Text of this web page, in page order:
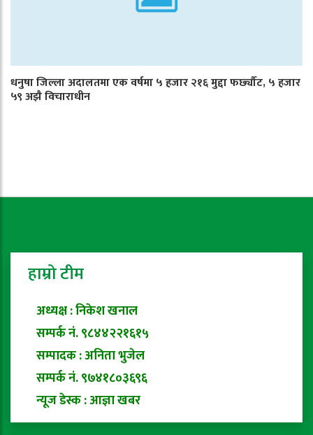
धनुषा जिल्ला अदालतमा एक वर्षमा ५ हजार २१६ मुद्दा फर्छ्यौट, ५ हजार
५९ अझै विचाराधीन
हाम्रो टीम
अध्यक्ष : निकेश खनाल
सम्पर्क नं. ९८४४२२१६१५
सम्पादक : अनिता भुजेल
सम्पर्क नं. ९७४१८०३६९६
न्यूज डेस्क : आज्ञा खबर